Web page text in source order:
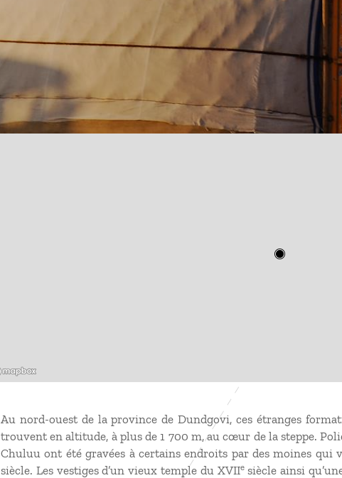
Au nord-ouest de la province de Dundgovi, ces étranges
trouvent en altitude, à plus de 1 700 m, au cœur de la steppe.
Chuluu ont été gravées à certains endroits par des moines qui
siècle. Les vestiges d’un vieux temple du XVIIesiècle ainsi